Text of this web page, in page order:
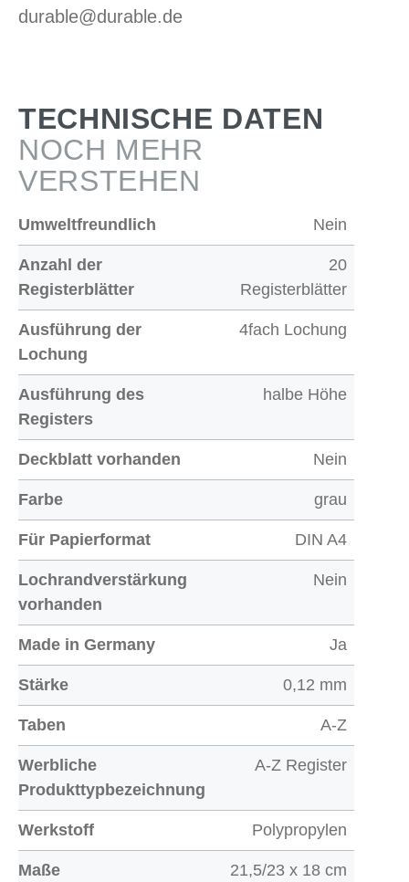
durable@durable.de
TECHNISCHE DATEN
NOCH MEHR
VERSTEHEN
Umweltfreundlich Nein
Anzahl der
Registerblätter
20
Registerblätter
Ausführung der
Lochung
4fach Lochung
Ausführung des
Registers
halbe Höhe
Deckblatt vorhanden Nein
Farbe grau
Für Papierformat DIN A4
Lochrandverstärkung
vorhanden
Nein
Made in Germany Ja
Stärke 0,12 mm
Taben A-Z
Werbliche
Produkttypbezeichnung
A-Z Register
Werkstoff Polypropylen
Maße 21,5/23 x 18 cm